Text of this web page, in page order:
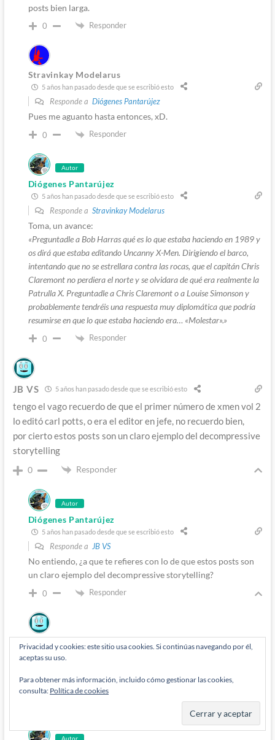
posts bien larga.
0 Responder
Stravinkay Modelarus
5 años han pasado desde que se escribió esto
Responde a Diógenes Pantarújez
Pues me aguanto hasta entonces, xD.
0 Responder
Autor
Diógenes Pantarújez
5 años han pasado desde que se escribió esto
Responde a Stravinkay Modelarus
Toma, un avance:
«Preguntadle a Bob Harras qué es lo que estaba haciendo en 1989 y
os dirá que estaba editando Uncanny X-Men. Dirigiendo el barco,
intentando que no se estrellara contra las rocas, que el capitán Chris
Claremont no perdiera el norte y se olvidara de qué era realmente la
Patrulla X. Preguntadle a Chris Claremont o a Louise Simonson y
probablemente tendréis una respuesta muy diplomática que podría
resumirse en que lo que estaba haciendo era… «Molestar».»
0 Responder
JB VS 5 años han pasado desde que se escribió esto
tengo el vago recuerdo de que el primer número de xmen vol 2
lo editó carl potts, o era el editor en jefe, no recuerdo bien,
por cierto estos posts son un claro ejemplo del decompressive
storytelling
0 Responder
Autor
Diógenes Pantarújez
5 años han pasado desde que se escribió esto
Responde a JB VS
No entiendo, ¿a que te refieres con lo de que estos posts son
un claro ejemplo del decompressive storytelling?
0 Responder
JB VS 5 años han pasado desde que se escribió esto
Responde a
se pudieron contar en un solo post,
Autor
Privacidad y cookies: este sitio usa cookies. Si continúas navegando por él,
aceptas su uso.
Para obtener más información, incluido cómo gestionar las cookies,
consulta: Política de cookies